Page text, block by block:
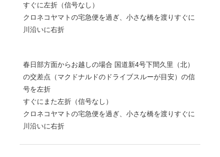
すぐに左折（信号なし）
クロネコヤマトの宅急便を過ぎ、小さな橋を渡りすぐに
川沿いに右折
春日部方面からお越しの場合 国道新4号下間久里（北）
の交差点（マクドナルドのドライブスルーが目安）の信
号を左折
すぐにまた左折（信号なし）
クロネコヤマトの宅急便を過ぎ、小さな橋を渡りすぐに
川沿いに右折